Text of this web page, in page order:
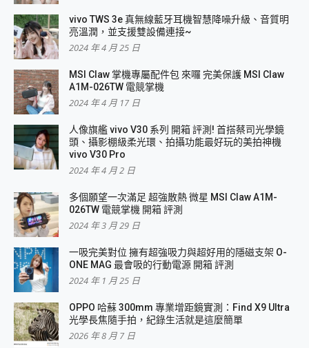
vivo TWS 3e 真無線藍牙耳機智慧降噪升級、音質明
亮溫潤，並支援雙設備連接~
2024 年 4 月 25 日
MSI Claw 掌機專屬配件包 來囉 完美保護 MSI Claw
A1M-026TW 電競掌機
2024 年 4 月 17 日
人像旗艦 vivo V30 系列 開箱 評測! 首搭蔡司光學鏡
頭、攝影棚級柔光環、拍攝功能最好玩的美拍神機
vivo V30 Pro
2024 年 4 月 2 日
多個願望一次滿足 超強散熱 微星 MSI Claw A1M-
026TW 電競掌機 開箱 評測
2024 年 3 月 29 日
一吸完美對位 擁有超強吸力與超好用的隱磁支架 O-
ONE MAG 最會吸的行動電源 開箱 評測
2024 年 1 月 25 日
OPPO 哈蘇 300mm 專業增距鏡實測：Find X9 Ultra
光學長焦隨手拍，紀錄生活就是這麼簡單
2026 年 8 月 7 日